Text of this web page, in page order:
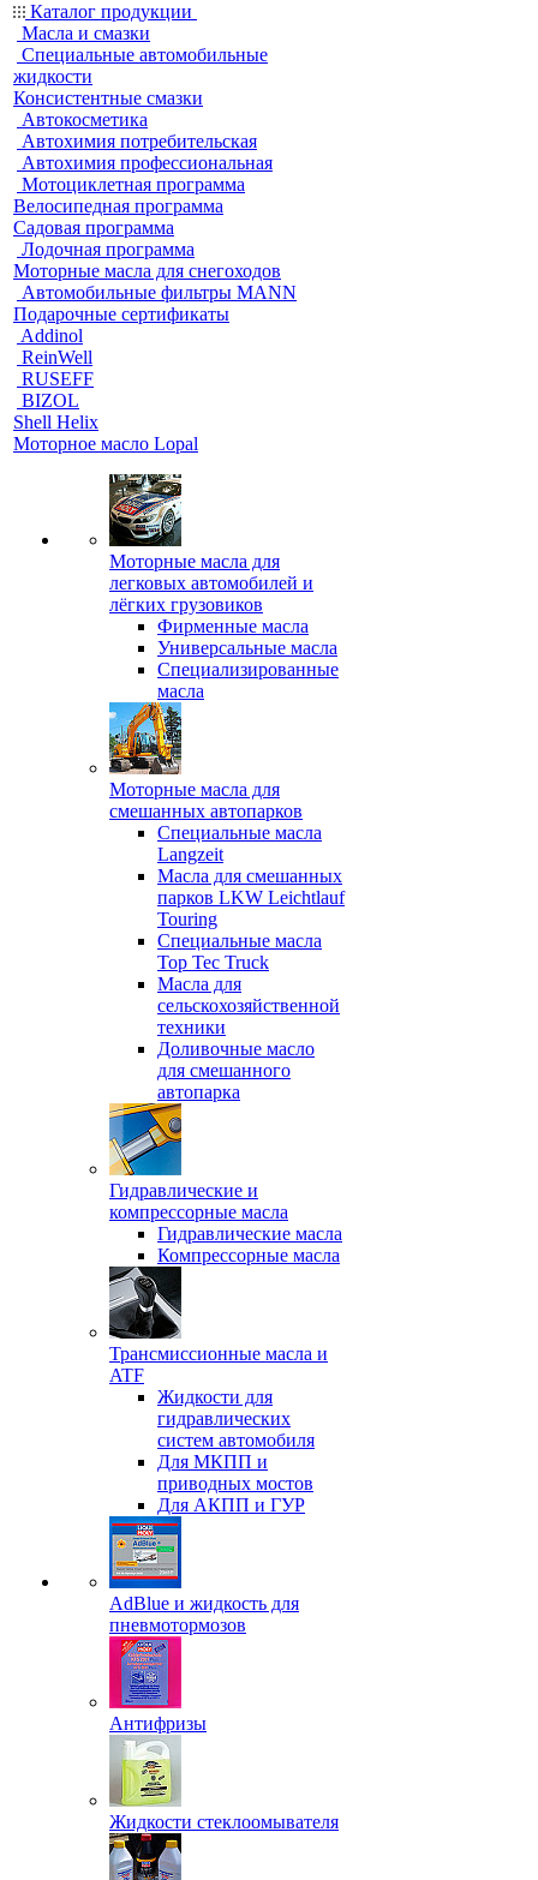
Каталог продукции
Масла и смазки
Специальные автомобильные
жидкости
Консистентные смазки
Автокосметика
Автохимия потребительская
Автохимия профессиональная
Мотоциклетная программа
Велосипедная программа
Садовая программа
Лодочная программа
Моторные масла для снегоходов
Автомобильные фильтры MANN
Подарочные сертификаты
Addinol
ReinWell
RUSEFF
BIZOL
Shell Helix
Моторное масло Lopal
Моторные масла для
легковых автомобилей и
лёгких грузовиков
Фирменные масла
Универсальные масла
Специализированные
масла
Моторные масла для
смешанных автопарков
Специальные масла
Langzeit
Масла для смешанных
парков LKW Leichtlauf
Touring
Специальные масла
Top Tec Truck
Масла для
сельскохозяйственной
техники
Доливочные масло
для смешанного
автопарка
Гидравлические и
компрессорные масла
Гидравлические масла
Компрессорные масла
Трансмиссионные масла и
ATF
Жидкости для
гидравлических
систем автомобиля
Для МКПП и
приводных мостов
Для АКПП и ГУР
AdBlue и жидкость для
пневмотормозов
Антифризы
Жидкости стеклоомывателя